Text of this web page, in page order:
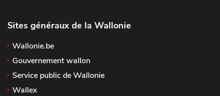
Sites généraux de la Wallonie
Wallonie.be
Gouvernement wallon
Service public de Wallonie
Wallex